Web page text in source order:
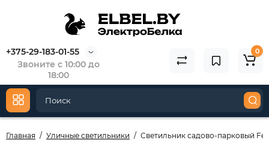
+375-29-183-01-55
Звоните с 10:00 до
18:00
0
Главная Уличные светильники Светильник садово-парковый